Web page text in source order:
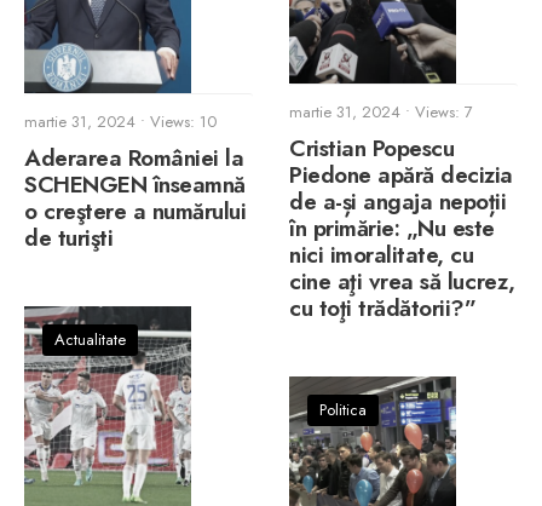
martie 31, 2024 • Views: 7
Cristian Popescu
Piedone apără decizia
de a-și angaja nepoții
în primărie: „Nu este
nici imoralitate, cu
cine aţi vrea să lucrez,
cu toţi trădătorii?”
martie 31, 2024 • Views: 10
Aderarea României la
SCHENGEN înseamnă
o creştere a numărului
de turişti
Actualitate
Politica